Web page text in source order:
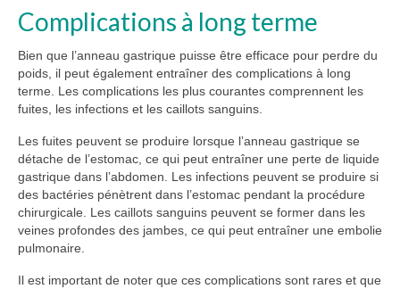
Complications à long terme
Bien que l’anneau gastrique puisse être efficace pour perdre du
poids, il peut également entraîner des complications à long
terme. Les complications les plus courantes comprennent les
fuites, les infections et les caillots sanguins.
Les fuites peuvent se produire lorsque l’anneau gastrique se
détache de l’estomac, ce qui peut entraîner une perte de liquide
gastrique dans l’abdomen. Les infections peuvent se produire si
des bactéries pénètrent dans l’estomac pendant la procédure
chirurgicale. Les caillots sanguins peuvent se former dans les
veines profondes des jambes, ce qui peut entraîner une embolie
pulmonaire.
Il est important de noter que ces complications sont rares et que